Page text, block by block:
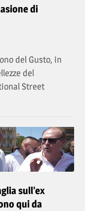
di
del Gusto, in
del
Street
sull’ex
qui da